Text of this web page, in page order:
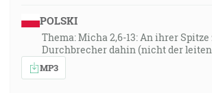
POLSKI
Thema: Micha 2,6-13: An ihrer
Durchbrecher dahin (nicht der
MP3